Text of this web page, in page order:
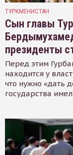
ТУРКМЕНИСТАН
Сын главы
президенты
Перед этим
находится у
что нужно «дать
государства